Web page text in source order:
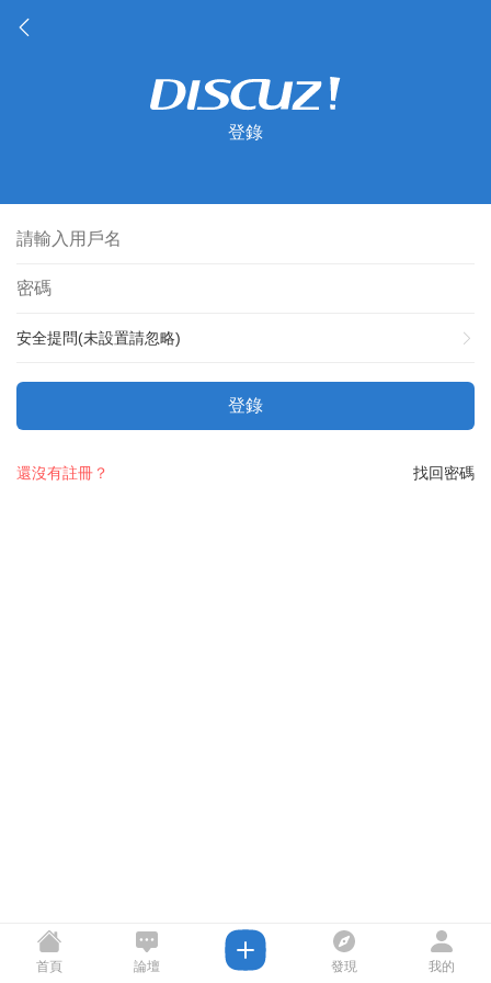
登錄
安全提問(未設置請忽略)
登錄
找回密碼
還沒有註冊？
首頁 論壇 發現 我的